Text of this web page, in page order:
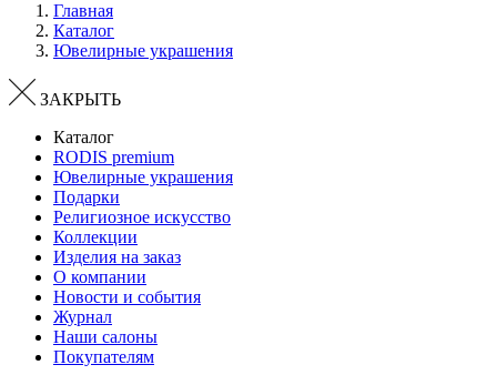
Главная
Каталог
Ювелирные украшения
ЗАКРЫТЬ
Каталог
RODIS premium
Ювелирные украшения
Подарки
Религиозное искусство
Коллекции
Изделия на заказ
О компании
Новости и события
Журнал
Наши салоны
Покупателям